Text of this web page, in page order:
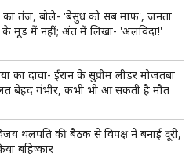
तंज, बोले- 'बेसुध को सब माफ', जनता
मूड में नहीं; अंत में लिखा- 'अलविदा!'
का दावा- ईरान के सुप्रीम लीडर मोजतबा
बेहद गंभीर, कभी भी आ सकती है मौत
थलपति की बैठक से विपक्ष ने बनाई दूरी,
बहिष्कार